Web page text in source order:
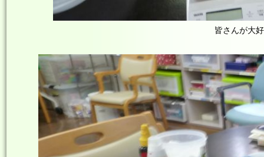
皆さんが大